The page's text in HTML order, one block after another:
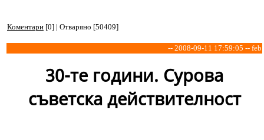
Коментари [0] | Отваряно [50409]
-- 2008-09-11 17:59:05 -- feb
30-те години. Сурова
съветска действителност